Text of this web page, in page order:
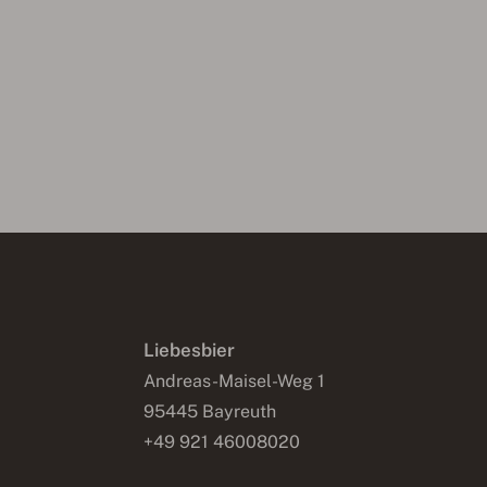
Liebesbier
Andreas-Maisel-Weg 1
95445 Bayreuth
+49 921 46008020